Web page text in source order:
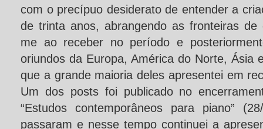
com o precípuo desiderato de entender a
de trinta anos, abrangendo as fronteiras de
me ao receber no período e
oriundos da Europa, América do Norte, Ásia
que a grande maioria deles apresentei em
Um dos posts foi publicado no
“Estudos contemporâneos para piano”
passaram e nesse tempo continuei a